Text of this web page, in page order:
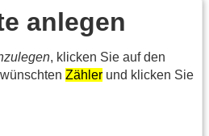
anlegen
, klicken Sie auf den
Zähler und klicken Sie